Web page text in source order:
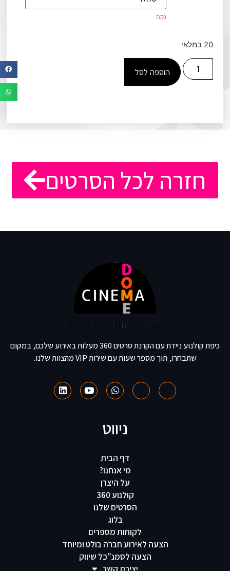
נקה
20 במלאי
הוספה לסל
חזרה לכל הסרטים
כיפת קולנוע ניידת עם הקרנת סרטים 360 מעלות באירוע שלכם, במקום
שתבחרו, תוך מספר שעות עם שירות VIP מהצוות שלנו.
ניווט
דף הבית
מי אנחנו?
על היצרן
קולנוע 360
הסרטים שלנו
בלוג
לקוחות מספרים
הצעה לאירוע חברה בולט ומיוחד
הצעה לסמנ”כל שיווק